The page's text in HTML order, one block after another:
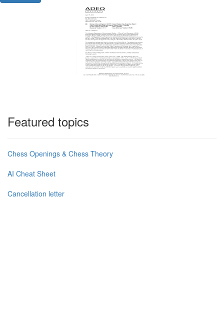
Featured topics
Chess Openings & Chess Theory
AI Cheat Sheet
Cancellation letter